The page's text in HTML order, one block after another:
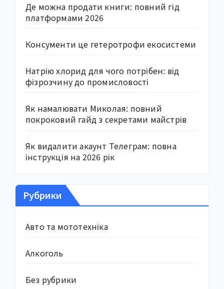
Де можна продати книги: повний гід
платформами 2026
Консументи це гетеротрофи екосистеми
Натрію хлорид для чого потрібен: від
фізрозчину до промисловості
Як намалювати Миколая: повний
покроковий гайд з секретами майстрів
Як видалити акаунт Телеграм: повна
інструкція на 2026 рік
Рубрики
Авто та мототехніка
Алкоголь
Без рубрики